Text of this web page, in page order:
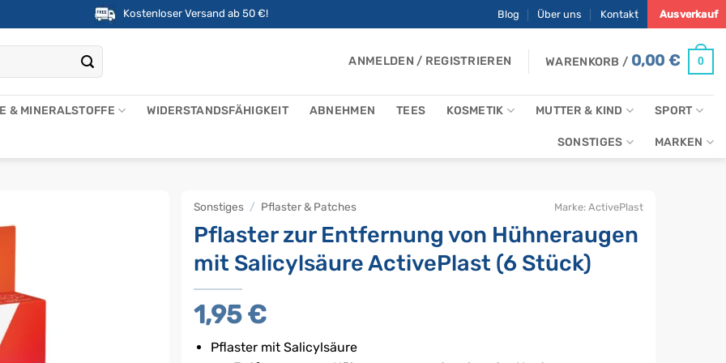
Kostenloser Versand ab 50 €! Blog Über uns Kontakt Ausverkauf
ANMELDEN / REGISTRIEREN WARENKORB / 0,00€ 0
& MINERALSTOFFE WIDERSTANDSFÄHIGKEIT ABNEHMEN TEES KOSMETIK MUTTER & KIND SPORT
SONSTIGES MARKEN
Sonstiges / Pflaster & Patches
Pflaster zur Entfernung von Hühneraugen
mit Salicylsäure ActivePlast (6 Stück)
1,95€
Pflaster mit Salicylsäure
Marke: ActivePlast